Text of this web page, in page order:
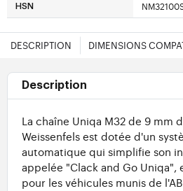
HSN
DESCRIPTION DIMENSIONS
Description
La chaîne Uniqa M32 de 9 mm
Weissenfels est dotée d'un
automatique qui simplifie son
appelée "Clack and Go Uniqa",
pour les véhicules munis de